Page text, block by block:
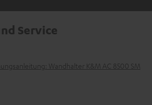
Service
Wandhalter K&M AC 8500 SM